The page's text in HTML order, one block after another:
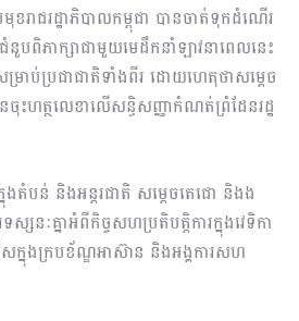
រាជរដ្ឋាភិបាលកម្ពុជា បានចាត់ទុកដំណើរ
បពិភាក្សាជាមួយមេដឹកនាំឡាវនាពេលនេះ
ម្រាប់ប្រជាជាតិទាំងពីរ ដោយហេតុថាសម្តេច
ហត្ថលេខាលើសន្ធិសញ្ញាកំណត់ព្រំដែនរដ្ឋ
ងតំបន់ និងអន្តរជាតិ សម្តេចតេជោ និងង
នៈគ្នាអំពីកិច្ចសហប្រតិបត្តិការក្នុងវេទិកា
ក្នុងក្របខ័ណ្ឌអាស៊ាន និងអង្គការសហ